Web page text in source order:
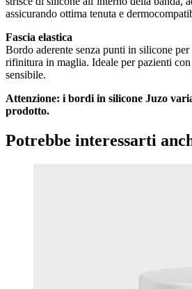
assicurando ottima tenuta e
Fascia elastica
Bordo aderente senza punti in silicone
rifinitura in maglia. Ideale per pazienti
sensibile.
Attenzione: i bordi in silicone Juzo
prodotto.
Potrebbe interessarti